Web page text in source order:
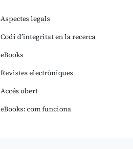
Aspectes legals
Codi d’integritat en la recerca
eBooks
Revistes electròniques
Accés obert
eBooks: com funciona